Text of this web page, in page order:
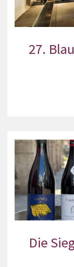
27.
Die